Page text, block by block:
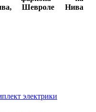
Шевроле Нива